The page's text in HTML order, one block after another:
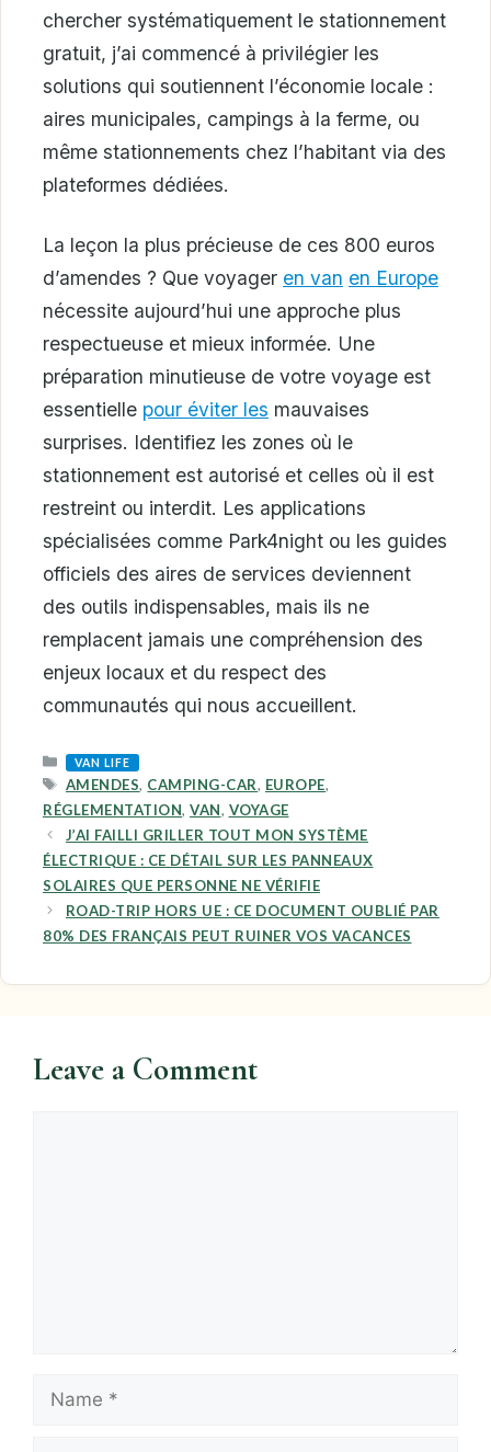
chercher systématiquement le stationnement
gratuit, j’ai commencé à privilégier les
solutions qui soutiennent l’économie locale :
aires municipales, campings à la ferme, ou
même stationnements chez l’habitant via des
plateformes dédiées.
La leçon la plus précieuse de ces 800 euros
d’amendes ? Que voyager en van en Europe
nécessite aujourd’hui une approche plus
respectueuse et mieux informée. Une
préparation minutieuse de votre voyage est
essentielle pour éviter les mauvaises
surprises. Identifiez les zones où le
stationnement est autorisé et celles où il est
restreint ou interdit. Les applications
spécialisées comme Park4night ou les guides
officiels des aires de services deviennent
des outils indispensables, mais ils ne
remplacent jamais une compréhension des
enjeux locaux et du respect des
communautés qui nous accueillent.
CATEGORIES
VAN LIFE
TAGS
AMENDES, CAMPING-CAR, EUROPE,
RÉGLEMENTATION, VAN, VOYAGE
J’AI FAILLI GRILLER TOUT MON SYSTÈME
ÉLECTRIQUE : CE DÉTAIL SUR LES PANNEAUX
SOLAIRES QUE PERSONNE NE VÉRIFIE
ROAD-TRIP HORS UE : CE DOCUMENT OUBLIÉ PAR
80% DES FRANÇAIS PEUT RUINER VOS VACANCES
Leave a Comment
Name